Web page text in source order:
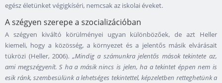
egész életünket végigkíséri, nemcsak az iskolai éveket.
A szégyen szerepe a szocializációban
A szégyen kiváltó körülményei ugyan különbözőek, de azt Heller
kiemeli, hogy a közösség, a környezet és a jelentős másik elvárásait
tükrözi (Heller, 2006). „Mindig a számunkra jelentős mások tekintete az,
ami megszégyenít. S ha a másik nincs is jelen, ha a tekintet éppen nem is
esik ránk, szembesülünk a lehetséges tekintettel, képzeletben retteghetünk a